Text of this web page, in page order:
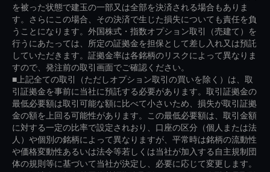
を被った状態で建玉の一部又は全部を決済される場合もありま
す。さらにこの場合、その決済で生じた損失についても責任を負
うことになります。外国株式・指数オプション取引（売建て）を
行うにあたっては、所定の証拠金を担保として差し入れ又は預託
していただきます。証拠金率は各銘柄のリスクによって異なりま
すので、発注前の取引画面でご確認ください。
■上記全ての取引（ただしオプション取引の買いを除く）は、取
引証拠金を事前に当社に預託する必要があります。取引証拠金の
最低必要額は取引可能な額に比べて小さいため、損失が取引証拠
金の額を上回る可能性があります。この最低必要額は、取引金額
に対する一定の比率で設定されおり、口座の区分（個人または法
人）や個別の銘柄によって異なりますが、平常時は銘柄の流動性
や価格変動性あるいは法令等若しくは当社が加入する自主規制団
体の規則等に基づいて当社が決定し、必要に応じて変更します。